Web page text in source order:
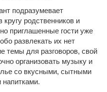
подразумевает
родственников и
приглашенные гости уже
развлекать их нет
темы для разговоров, свой
организовать музыку и
со вкусными, сытными